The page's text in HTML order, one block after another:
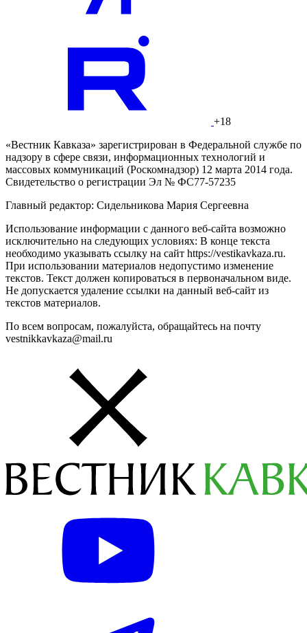
+18
«Вестник Кавказа» зарегистрирован в Федеральной службе по
надзору в сфере связи, информационных технологий и
массовых коммуникаций (Роскомнадзор) 12 марта 2014 года.
Свидетельство о регистрации Эл № ФС77-57235
Главный редактор: Сидельникова Мария Сергеевна
Использование информации с данного веб-сайта возможно
исключительно на следующих условиях: В конце текста
необходимо указывать ссылку на сайт https://vestikavkaza.ru.
При использовании материалов недопустимо изменение
текстов. Текст должен копироваться в первоначальном виде.
Не допускается удаление ссылки на данный веб-сайт из
текстов материалов.
По всем вопросам, пожалуйста, обращайтесь на почту
vestnikkavkaza@mail.ru